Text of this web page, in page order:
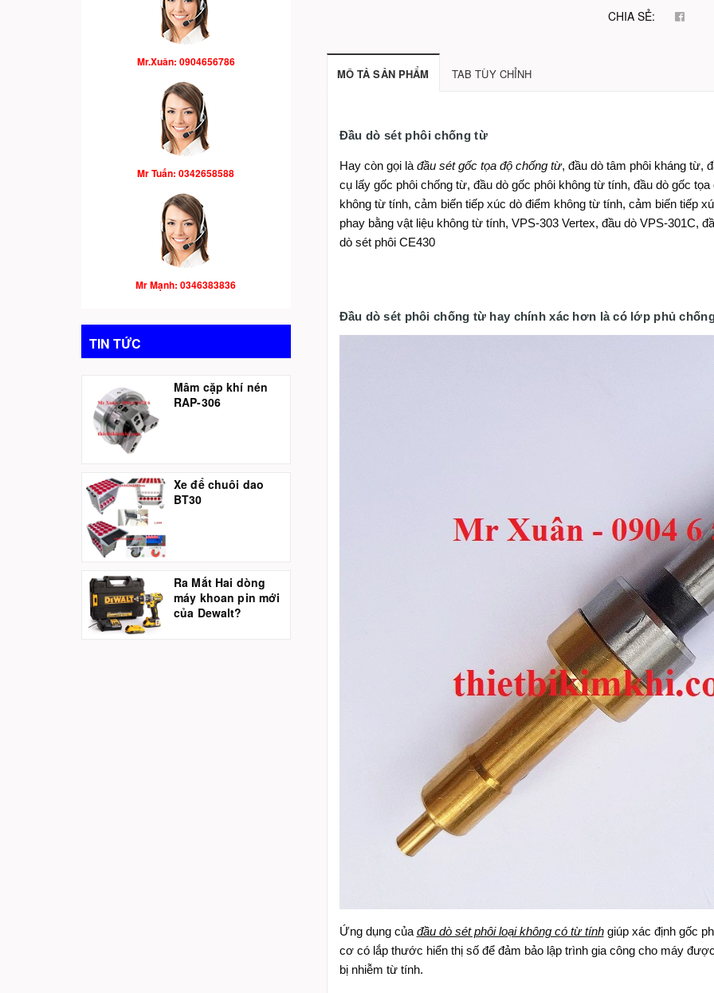
Mr.Xuân: 0904656786
Mr Tuấn: 0342658588
Mr Mạnh: 0346383836
TIN TỨC
Mâm cặp khí nén
RAP-306
Xe để chuôi dao
BT30
Ra Mắt Hai dòng
máy khoan pin mới
của Dewalt?
CHIA SẺ:
MÔ TẢ SẢN PHẨM TAB TÙY CHỈNH
Đầu dò sét phôi chống từ
Hay còn gọi là đầu sét gốc tọa độ chống từ, đầu dò tâm phôi kháng từ,
cụ lấy gốc phôi chống từ, đầu dò gốc phôi không từ tính, đầu dò gốc
không từ tính, cảm biến tiếp xúc dò điểm không từ tính, cảm biến tiếp
phay bằng vật liệu không từ tính, VPS-303 Vertex, đầu dò VPS-301C,
dò sét phôi CE430
Đầu dò sét phôi chống từ hay chính xác hơn là có lớp phủ
Ứng dụng của đầu dò sét phôi loại không có từ tínhgiúp xác định gốc
cơ có lắp thước hiển thị số để đảm bảo lập trình gia công cho máy
bị nhiễm từ tính.